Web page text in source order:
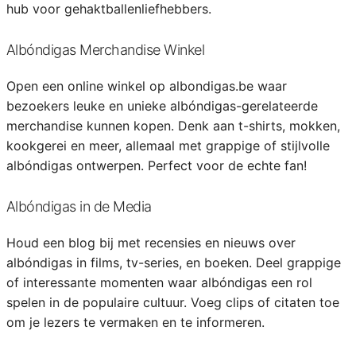
hub voor gehaktballenliefhebbers.
Albóndigas Merchandise Winkel
Open een online winkel op albondigas.be waar
bezoekers leuke en unieke albóndigas-gerelateerde
merchandise kunnen kopen. Denk aan t-shirts, mokken,
kookgerei en meer, allemaal met grappige of stijlvolle
albóndigas ontwerpen. Perfect voor de echte fan!
Albóndigas in de Media
Houd een blog bij met recensies en nieuws over
albóndigas in films, tv-series, en boeken. Deel grappige
of interessante momenten waar albóndigas een rol
spelen in de populaire cultuur. Voeg clips of citaten toe
om je lezers te vermaken en te informeren.